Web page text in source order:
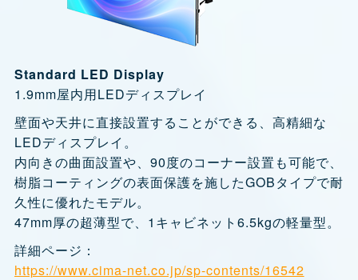
Standard LED Display
1.9mm屋内用LEDディスプレイ
壁面や天井に直接設置することができる、高精細な
LEDディスプレイ。
内向きの曲面設置や、90度のコーナー設置も可能で、
樹脂コーティングの表面保護を施したGOBタイプで耐
久性に優れたモデル。
47mm厚の超薄型で、1キャビネット6.5kgの軽量型。
詳細ページ：
https://www.cima-net.co.jp/sp-contents/16542